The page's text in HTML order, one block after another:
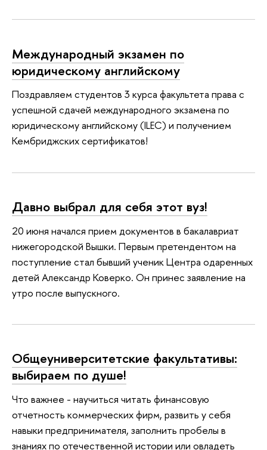
Международный экзамен по
юридическому английскому
Поздравляем студентов 3 курса факультета права с
успешной сдачей международного экзамена по
юридическому английскому (ILEC) и получением
Кембриджских сертификатов!
Давно выбрал для себя этот вуз!
20 июня начался прием документов в бакалавриат
нижегородской Вышки. Первым претендентом на
поступление стал бывший ученик Центра одаренных
детей Александр Коверко. Он принес заявление на
утро после выпускного.
Общеуниверситетские факультативы:
выбираем по душе!
Что важнее - научиться читать финансовую
отчетность коммерческих фирм, развить у себя
навыки предпринимателя, заполнить пробелы в
знаниях по отечественной истории или овладеть